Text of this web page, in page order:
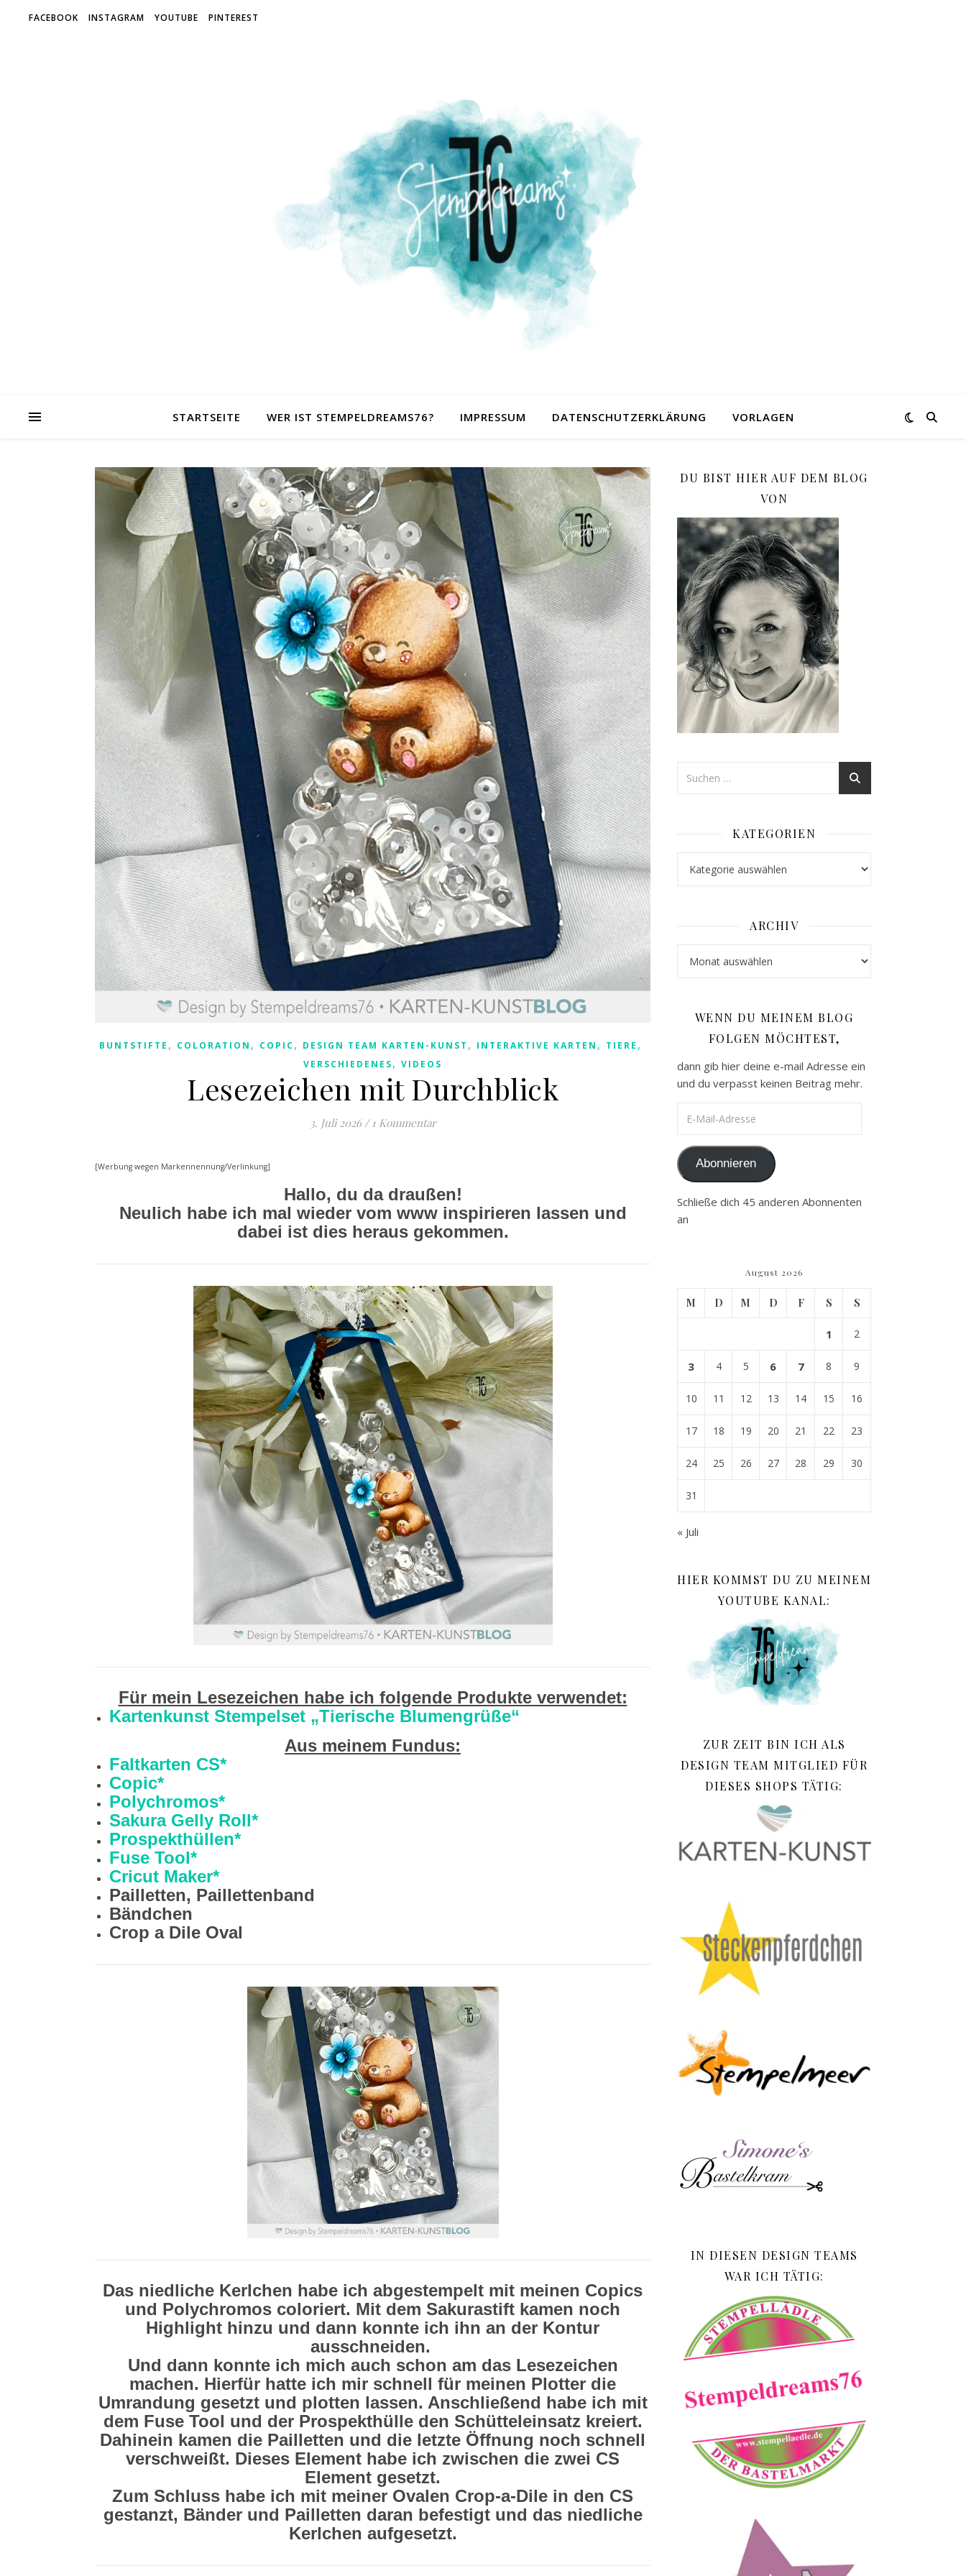
FACEBOOK INSTAGRAM YOUTUBE PINTEREST
STARTSEITE WER IST STEMPELDREAMS76? IMPRESSUM DATENSCHUTZERKLÄRUNG VORLAGEN
BUNTSTIFTE , COLORATION , COPIC, DESIGN TEAM KARTEN-KUNST , INTERAKTIVE KARTEN , TIERE ,
VERSCHIEDENES, VIDEOS
Lesezeichen mit Durchblick
3. Juli 2026 / 1 Kommentar
[Werbung wegen Markennennung/Verlinkung]
Hallo, du da draußen!
Neulich habe ich mal wieder vom www inspirieren lassen und
dabei ist dies heraus gekommen.
Für mein Lesezeichen habe ich folgende Produkte verwendet:
Kartenkunst Stempelset „Tierische Blumengrüße“
Aus meinem Fundus:
Faltkarten CS*
Copic*
Polychromos*
Sakura Gelly Roll*
Prospekthüllen*
Fuse Tool*
Cricut Maker*
Pailletten, Paillettenband
Bändchen
Crop a Dile Oval
Das niedliche Kerlchen habe ich abgestempelt mit meinen Copics
und Polychromos coloriert. Mit dem Sakurastift kamen noch
Highlight hinzu und dann konnte ich ihn an der Kontur
ausschneiden.
Und dann konnte ich mich auch schon am das Lesezeichen
machen. Hierfür hatte ich mir schnell für meinen Plotter die
Umrandung gesetzt und plotten lassen. Anschließend habe ich mit
dem Fuse Tool und der Prospekthülle den Schütteleinsatz kreiert.
Dahinein kamen die Pailletten und die letzte Öffnung noch schnell
verschweißt. Dieses Element habe ich zwischen die zwei CS
Element gesetzt.
Zum Schluss habe ich mit meiner Ovalen Crop-a-Dile in den CS
gestanzt, Bänder und Pailletten daran befestigt und das niedliche
Kerlchen aufgesetzt.
DU BIST HIER AUF DEM BLOG
VON
KATEGORIEN
ARCHIV
WENN DU MEINEM BLOG
FOLGEN MÖCHTEST,
dann gib hier deine e-mail Adresse ein
und du verpasst keinen Beitrag mehr.
Abonnieren
Schließe dich 45 anderen Abonnenten
an
August 2026
M D M D F S S
1 2
3 4 5 6 7 8 9
10 11 12 13 14 15 16
17 18 19 20 21 22 23
24 25 26 27 28 29 30
31
« Juli
HIER KOMMST DU ZU MEINEM
YOUTUBE KANAL:
ZUR ZEIT BIN ICH ALS
DESIGN TEAM MITGLIED FÜR
DIESES SHOPS TÄTIG:
IN DIESEN DESIGN TEAMS
WAR ICH TÄTIG: